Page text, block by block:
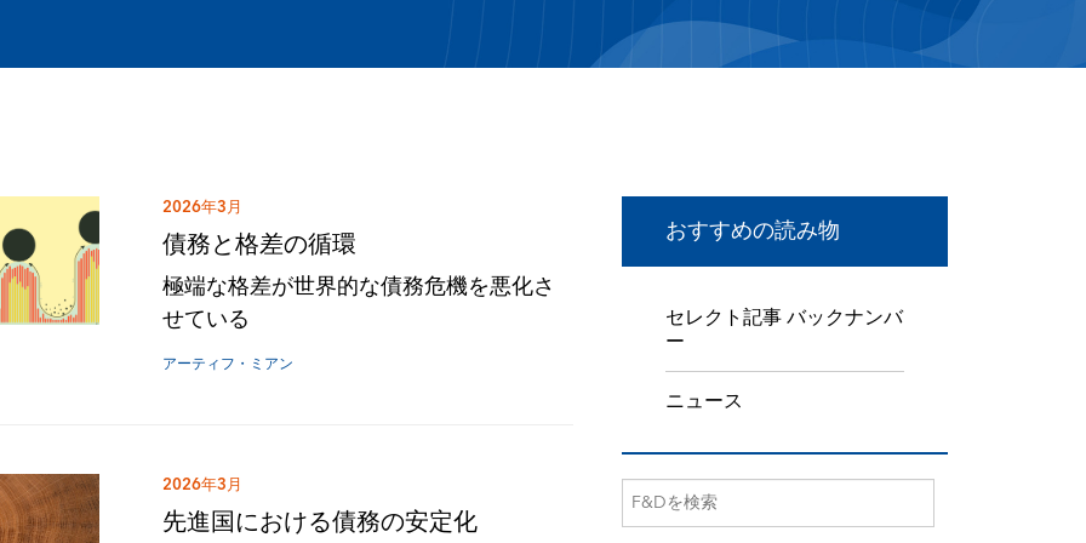
2026年3月
債務と格差の循環
極端な格差が世界的な債務危機を悪化さ
せている
アーティフ・ミアン
2026年3月
先進国における債務の安定化
おすすめの読み物
セレクト記事 バックナンバ
ー
ニュース